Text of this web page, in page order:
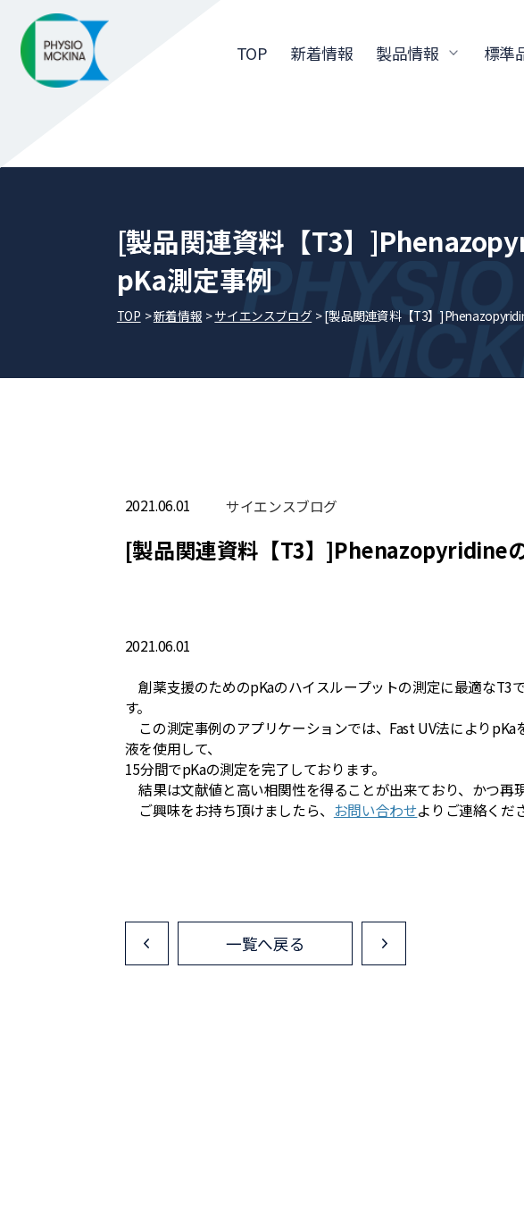
TOP 新着情報 製品情報 標準
[製品関連資料【T3】
pKa測定事例
TOP 新着情報 サイエンスブログ [製品関連資料【T3】
2021.06.01 サイエンスブログ
[製品関連資料【T3】]Phenazopyridine
2021.06.01
創薬支援のためのpKaのハイスループットの測定に最適なT3
す。
この測定事例のアプリケーションでは、Fast UV法により
液を使用して、
15分間でpKaの測定を完了しております。
結果は文献値と高い相関性を得ることが出来ており、かつ再
ご興味をお持ち頂けましたら、 お問い合わせよりご連絡くだ
<
一覧へ戻る